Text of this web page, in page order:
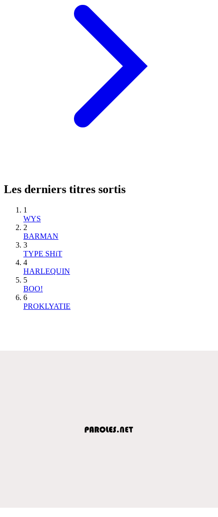
Les derniers titres sortis
1
WYS
2
BARMAN
3
TYPE SHiT
4
HARLEQUIN
5
BOO!
6
PROKLYATIE